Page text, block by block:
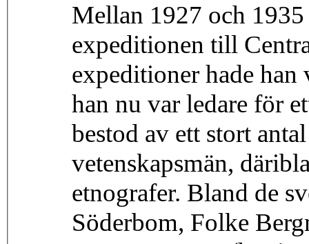
Mellan 1927 och
expeditionen till
expeditioner hade han
han nu var ledare för
bestod av ett stort
vetenskapsmän,
etnografer. Bland de
Söderbom, Folke